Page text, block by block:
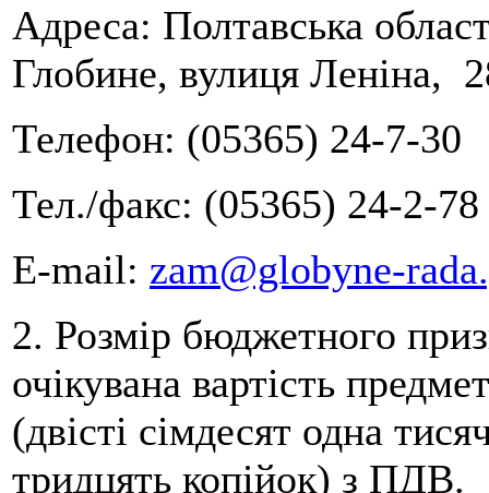
Адреса: Полтавська
Глобине, вулиця Леніна,
Телефон: (05365) 24-7-30
Тел./факс: (05365) 24-2-78
Е-mail: zam@globyne-
2. Розмір бюджетного
очікувана вартість
(двісті сімдесят одна
тридцять копійок) з ПДВ.